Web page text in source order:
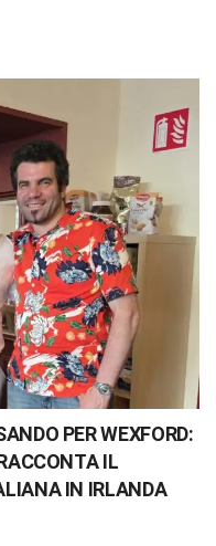
PER WEXFORD:
IL
IN IRLANDA